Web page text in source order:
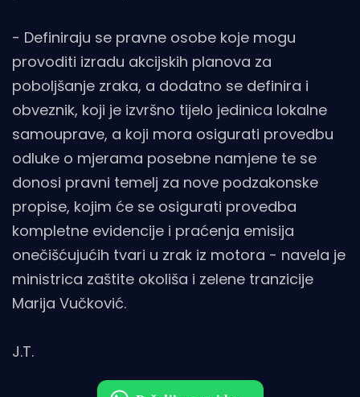
- Definiraju se pravne osobe koje mogu
provoditi izradu akcijskih planova za
poboljšanje zraka, a dodatno se definira i
obveznik, koji je izvršno tijelo jedinica lokalne
samouprave, a koji mora osigurati provedbu
odluke o mjerama posebne namjene te se
donosi pravni temelj za nove podzakonske
propise, kojim će se osigurati provedba
kompletne evidencije i praćenja emisija
onečišćujućih tvari u zrak iz motora - navela je
ministrica zaštite okoliša i zelene tranzicije
Marija Vučković.
J.T.